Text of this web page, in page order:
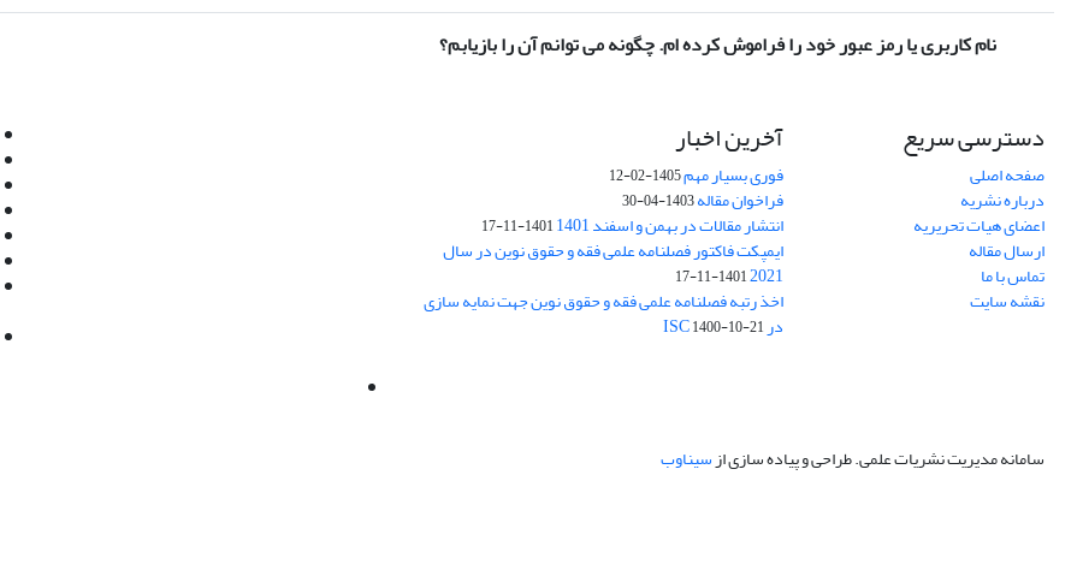
نام کاربری یا رمز عبور خود را فراموش کرده ام. چگونه می توانم آن را بازیابم؟
دسترسی سریع
صفحه اصلی
درباره نشریه
اعضای هیات تحریریه
ارسال مقاله
تماس با ما
نقشه سایت
آخرین اخبار
فوری بسیار مهم1405-02-12
فراخوان مقاله1403-04-30
انتشار مقالات در بهمن و اسفند 1401 1401-11-17
ایمپکت فاکتور فصلنامه علمی فقه و حقوق نوین در سال
2021
1401-11-17
اخذ رتبه فصلنامه علمی فقه و حقوق نوین جهت نمایه سازی
در ISC1400-10-21
سامانه مدیریت نشریات علمی.طراحی و پیاده سازی ازسیناوب